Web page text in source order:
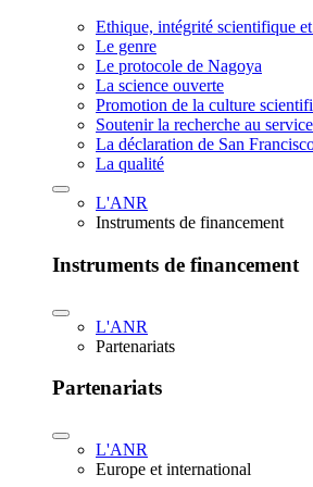
Ethique, intégrité scientifique
Le genre
Le protocole de Nagoya
La science ouverte
Promotion de la culture
Soutenir la recherche au
La déclaration de San
La qualité
L'ANR
Instruments de financement
Instruments de financement
L'ANR
Partenariats
Partenariats
L'ANR
Europe et international